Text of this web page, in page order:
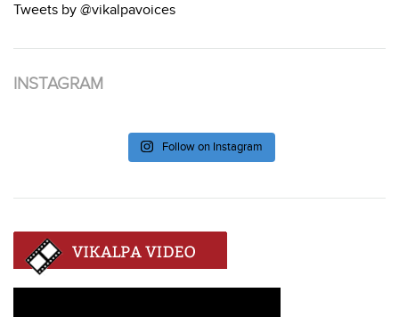
Tweets by @vikalpavoices
INSTAGRAM
Follow on Instagram